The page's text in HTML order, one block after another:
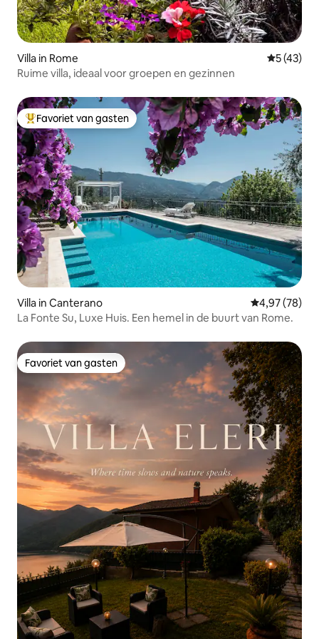
Villa in Rome
5 (43)
Ruime villa, ideaal voor groepen en gezinnen
Topfavoriet van gasten
Favoriet van gasten
Villa in Canterano Gemiddelde
4,97 (78)
La Fonte Su, Luxe Huis. Een hemel in de buurt van Rome.
Favoriet van gasten
Favoriet van gasten